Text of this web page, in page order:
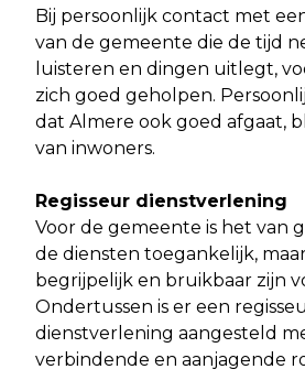
Bij persoonlijk contact met
van de gemeente die de tijd
luisteren en dingen uitlegt,
zich goed geholpen.
dat Almere ook goed afgaat,
van inwoners.
Regisseur dienstverlening
Voor de gemeente is het van
de diensten toegankelijk,
begrijpelijk en bruikbaar zijn
Ondertussen is er een
dienstverlening aangesteld
verbindende en aanjagende